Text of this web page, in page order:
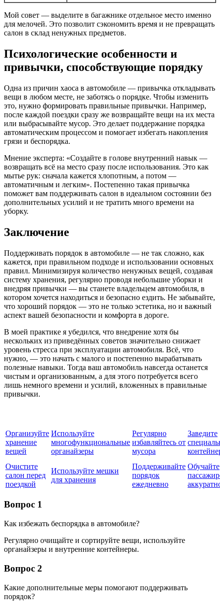
Мой совет — выделите в багажнике отдельное место именно
для мелочей. Это позволит сэкономить время и не превращать
салон в склад ненужных предметов.
Психологические особенности и
привычки, способствующие порядку
Одна из причин хаоса в автомобиле — привычка откладывать
вещи в любом месте, не заботясь о порядке. Чтобы изменить
это, нужно формировать правильные привычки. Например,
после каждой поездки сразу же возвращайте вещи на их места
или выбрасывайте мусор. Это делает поддержание порядка
автоматическим процессом и помогает избегать накопления
грязи и беспорядка.
Мнение эксперта: «Создайте в голове внутренний навык —
возвращать всё на место сразу после использования. Это как
мытье рук: сначала кажется хлопотным, а потом —
автоматичным и легким». Постепенно такая привычка
поможет вам поддерживать салон в идеальном состоянии без
дополнительных усилий и не тратить много времени на
уборку.
Заключение
Поддерживать порядок в автомобиле — не так сложно, как
кажется, при правильном подходе и использовании основных
правил. Минимизируя количество ненужных вещей, создавая
систему хранения, регулярно проводя небольшие уборки и
внедряя привычки — вы станете владельцем автомобиля, в
котором хочется находиться и безопасно ездить. Не забывайте,
что хороший порядок — это не только эстетика, но и важный
аспект вашей безопасности и комфорта в дороге.
В моей практике я убедился, что внедрение хотя бы
нескольких из приведённых советов значительно снижает
уровень стресса при эксплуатации автомобиля. Всё, что
нужно, — это начать с малого и постепенно вырабатывать
полезные навыки. Тогда ваш автомобиль навсегда останется
чистым и организованным, а для этого потребуется всего
лишь немного времени и усилий, вложенных в правильные
привычки.
Организуйте
хранение
вещей
Используйте
многофункциональные
органайзеры
Регулярно
избавляйтесь от
мусора
Заведите
Очистите
салон перед
поездкой
Используйте мешки
для хранения
Поддерживайте
порядок
ежедневно
Обучайте
Вопрос 1
Как избежать беспорядка в автомобиле?
Регулярно очищайте и сортируйте вещи, используйте
органайзеры и внутренние контейнеры.
Вопрос 2
Какие дополнительные меры помогают поддерживать
порядок?